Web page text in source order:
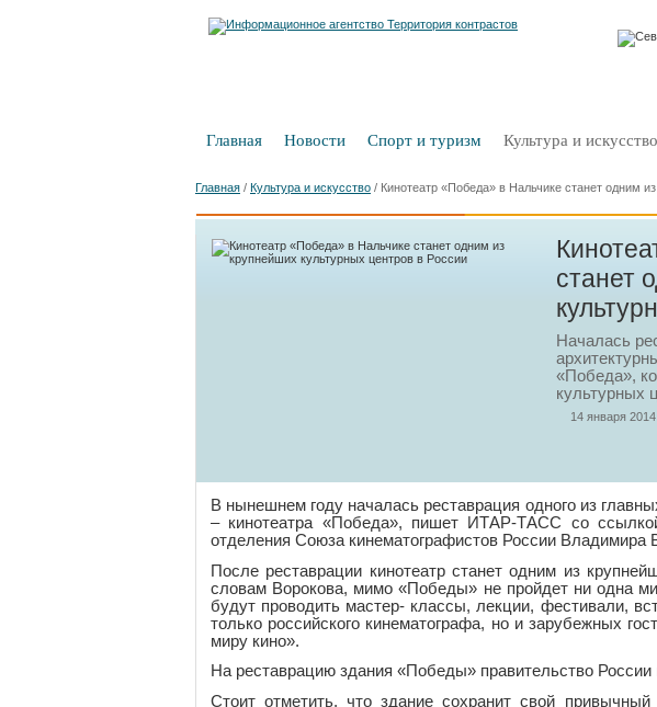
Главная Новости Спорт и туризм Культура и искусство
Главная / Культура и искусство / Кинотеатр «Победа» в Нальчике станет одним
станет
Началась
«Победа»,
культурных
14 января
В нынешнем году началась реставрация одного из
– кинотеатра «Победа», пишет ИТАР-ТАСС со ссылкой
отделения Союза кинематографистов России Владимира
После реставрации кинотеатр станет одним из
словам Ворокова, мимо «Победы» не пройдет ни одна
будут проводить мастер- классы, лекции, фестивали,
только российского кинематографа, но и зарубежных
миру кино».
На реставрацию здания «Победы» правительство
Стоит отметить, что здание сохранит свой